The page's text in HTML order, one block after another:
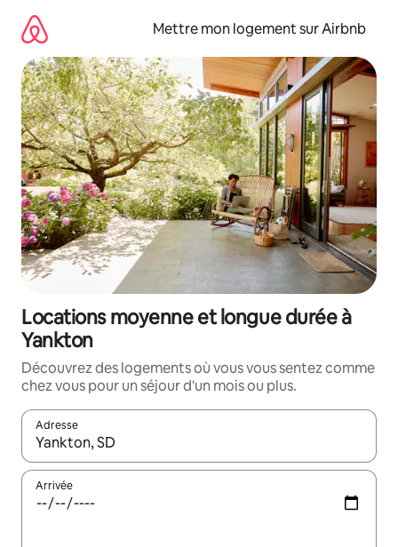
directement
contenu
Mettre mon logement sur Airbnb
Locations moyenne et longue durée à
Yankton
Découvrez des logements où vous vous sentez comme
chez vous pour un séjour d'un mois ou plus.
Adresse
Lorsque les résultats s'affichent, utilisez les flèches vers le
Arrivée